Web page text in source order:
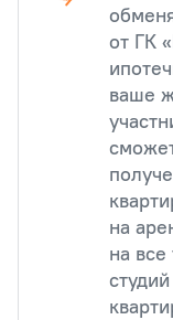
от ГК
ваше
на
на